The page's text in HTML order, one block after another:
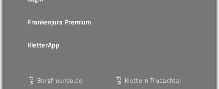
Frankenjura Premium
KletterApp
Bergfreunde.de Klettern Trubachtal